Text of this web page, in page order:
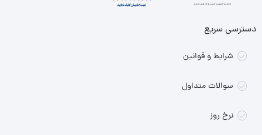
دسترسی سریع
شرایط و قوانین
سوالات متداول
نرخ روز